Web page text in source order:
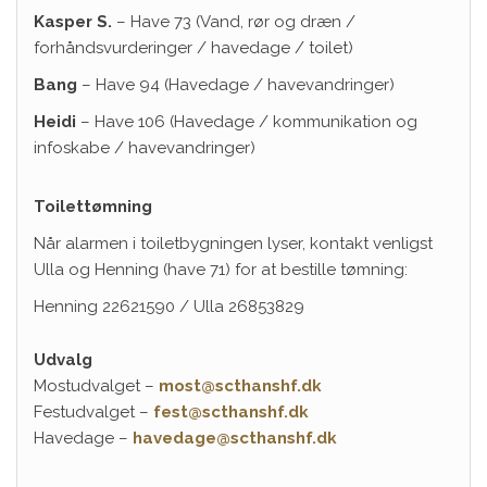
Kasper S. – Have 73 (Vand, rør og dræn /
forhåndsvurderinger / havedage / toilet)
Bang – Have 94 (Havedage / havevandringer)
Heidi – Have 106 (Havedage / kommunikation og
infoskabe / havevandringer)
Toilettømning
Når alarmen i toiletbygningen lyser, kontakt venligst
Ulla og Henning (have 71) for at bestille tømning:
Henning 22621590 / Ulla 26853829
Udvalg
Mostudvalget – most@scthanshf.dk
Festudvalget – fest@scthanshf.dk
Havedage – havedage@scthanshf.dk